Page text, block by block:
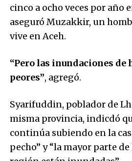
cinco a ocho veces por año
aseguró Muzakkir, un
vive en Aceh.
“Pero las inundaciones de
peores”, agregó.
Syarifuddin, poblador de
misma provincia, indicdó
continúa subiendo en la
pecho” y “la mayor parte de